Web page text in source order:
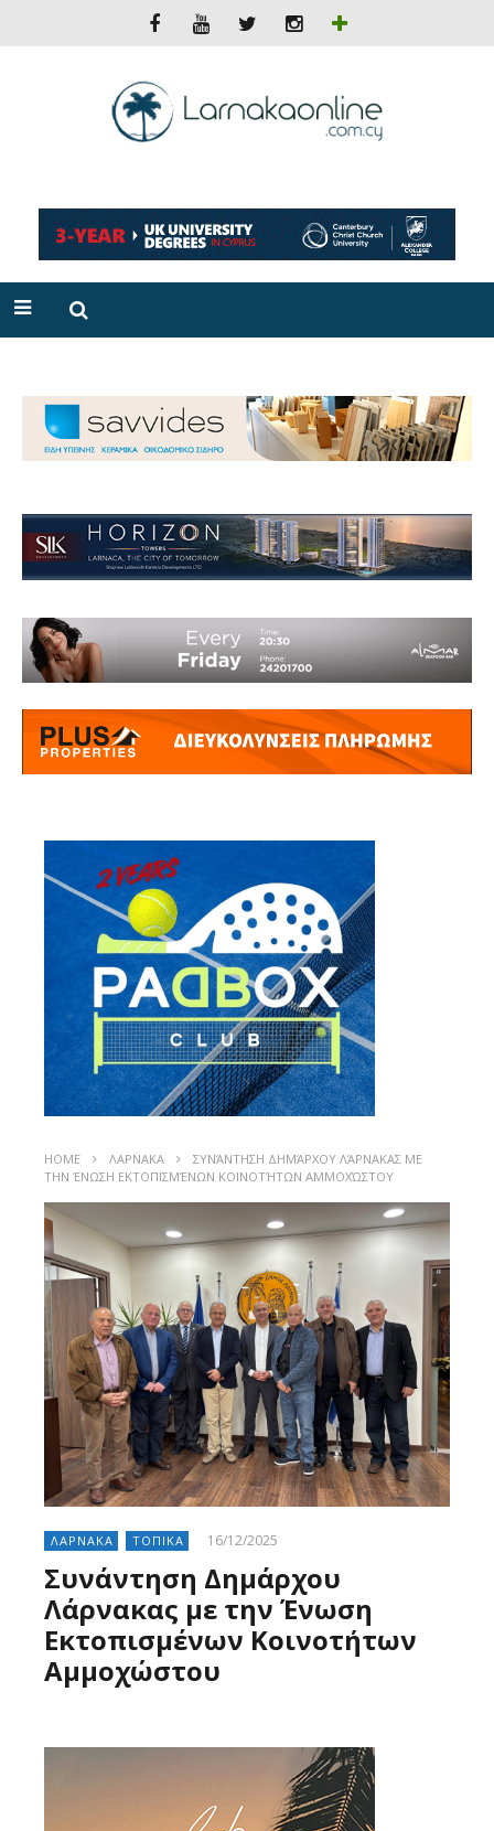
HOME ΛΑΡΝΑΚΑ
ΣΥΝΆΝΤΗΣΗ ΔΗΜΆΡΧΟΥ ΛΆΡΝΑΚΑΣ ΜΕ
ΤΗΝ ΈΝΩΣΗ ΕΚΤΟΠΙΣΜΈΝΩΝ ΚΟΙΝΟΤΉΤΩΝ ΑΜΜΟΧΏΣΤΟΥ
ΛΑΡΝΑΚΑ ΤΟΠΙΚΑ 16/12/2025
Συνάντηση Δημάρχου
Λάρνακας με την Ένωση
Εκτοπισμένων Κοινοτήτων
Αμμοχώστου